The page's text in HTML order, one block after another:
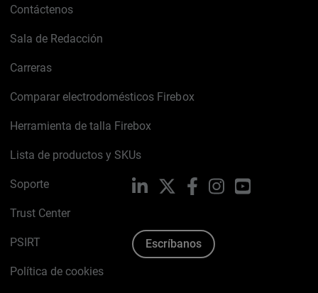
Contáctenos
Sala de Redacción
Carreras
Comparar electrodomésticos Firebox
Herramienta de talla Firebox
Lista de productos y SKUs
Soporte
Trust Center
PSIRT
Política de cookies
LinkedIn FacebookInstagram
Escríbanos